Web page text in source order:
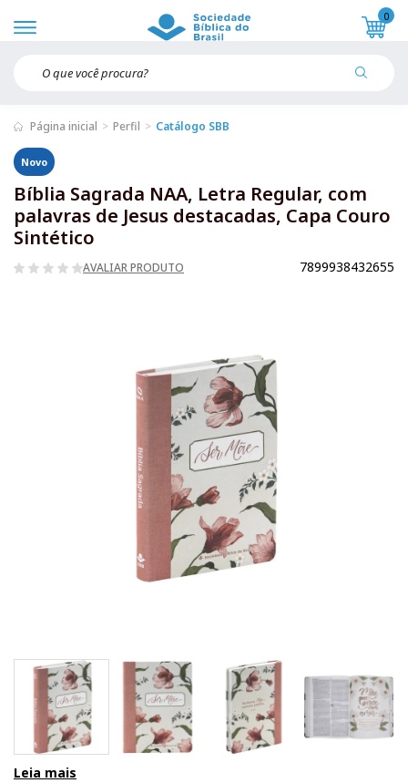
0
Página inicial Perfil Catálogo SBB
Novo
Bíblia Sagrada NAA, Letra Regular, com
palavras de Jesus destacadas, Capa Couro
Sintético
AVALIAR PRODUTO 7899938432655
Leia mais